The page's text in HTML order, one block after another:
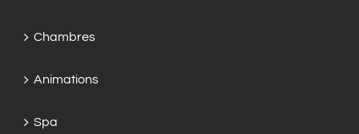
Chambres
Animations
Spa